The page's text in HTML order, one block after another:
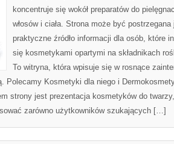
koncentruje się wokół preparatów do
włosów i ciała. Strona może być postrzegana
praktyczne źródło informacji dla osób, które
się kosmetykami opartymi na składnikach
To witryna, która wpisuje się w rosnące
Polecamy Kosmetyki dla niego i
strony jest prezentacja kosmetyków do
zarówno użytkowników szukających […]